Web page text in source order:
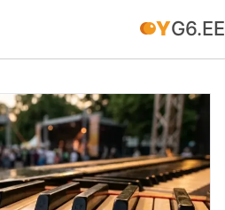
YG6.EE